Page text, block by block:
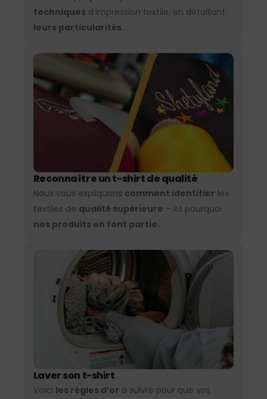
techniques d’impression textile, en détaillant
leurs particularités.
Reconnaître un t-shirt de qualité
Nous vous expliquons comment identifier les
textiles de qualité supérieure – et pourquoi
nos produits en font partie.
Laver son t-shirt
Voici les règles d’or à suivre pour que vos